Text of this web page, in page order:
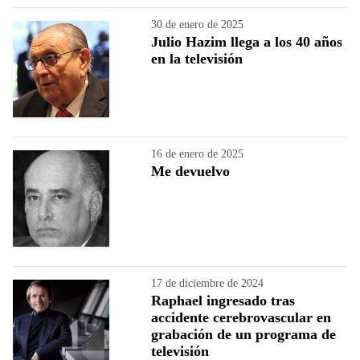
30 de enero de 2025
Julio Hazim llega a los 40 años
en la televisión
16 de enero de 2025
Me devuelvo
17 de diciembre de 2024
Raphael ingresado tras
accidente cerebrovascular en
grabación de un programa de
televisión